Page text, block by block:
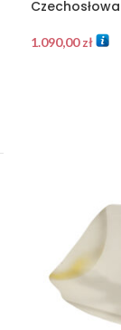
1.090,00zł